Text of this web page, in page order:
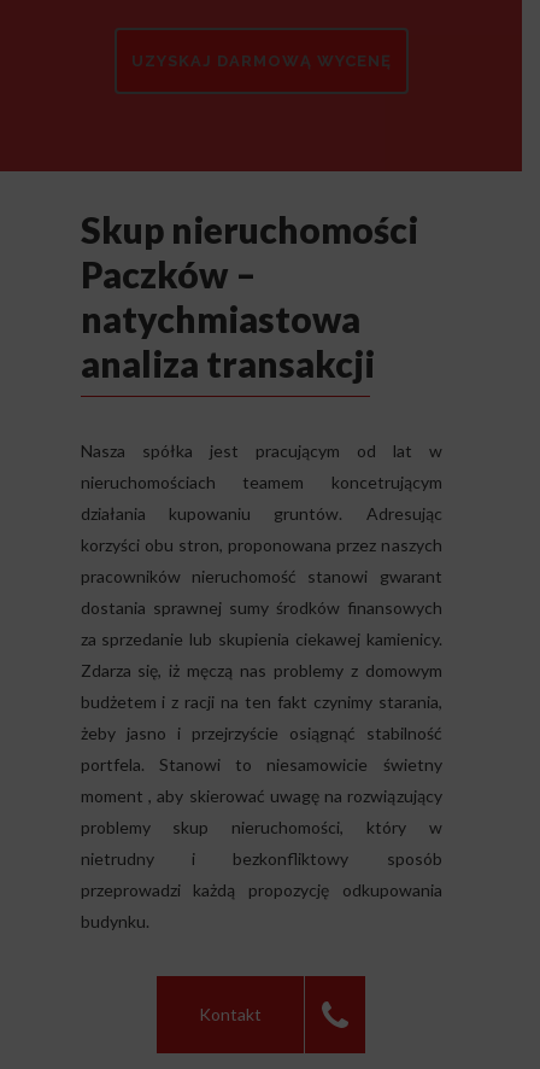
Skup nieruchomości
Paczków –
natychmiastowa
analiza transakcji
Nasza spółka jest pracującym od lat w
nieruchomościach teamem koncetrującym
działania kupowaniu gruntów. Adresując
korzyści obu stron, proponowana przez naszych
pracowników nieruchomość stanowi gwarant
dostania sprawnej sumy środków finansowych
za sprzedanie lub skupienia ciekawej kamienicy.
Zdarza się, iż męczą nas problemy z domowym
budżetem i z racji na ten fakt czynimy starania,
żeby jasno i przejrzyście osiągnąć stabilność
portfela. Stanowi to niesamowicie świetny
moment , aby skierować uwagę na rozwiązujący
problemy skup nieruchomości, który w
nietrudny i bezkonfliktowy sposób
przeprowadzi każdą propozycję odkupowania
budynku.
Kontakt